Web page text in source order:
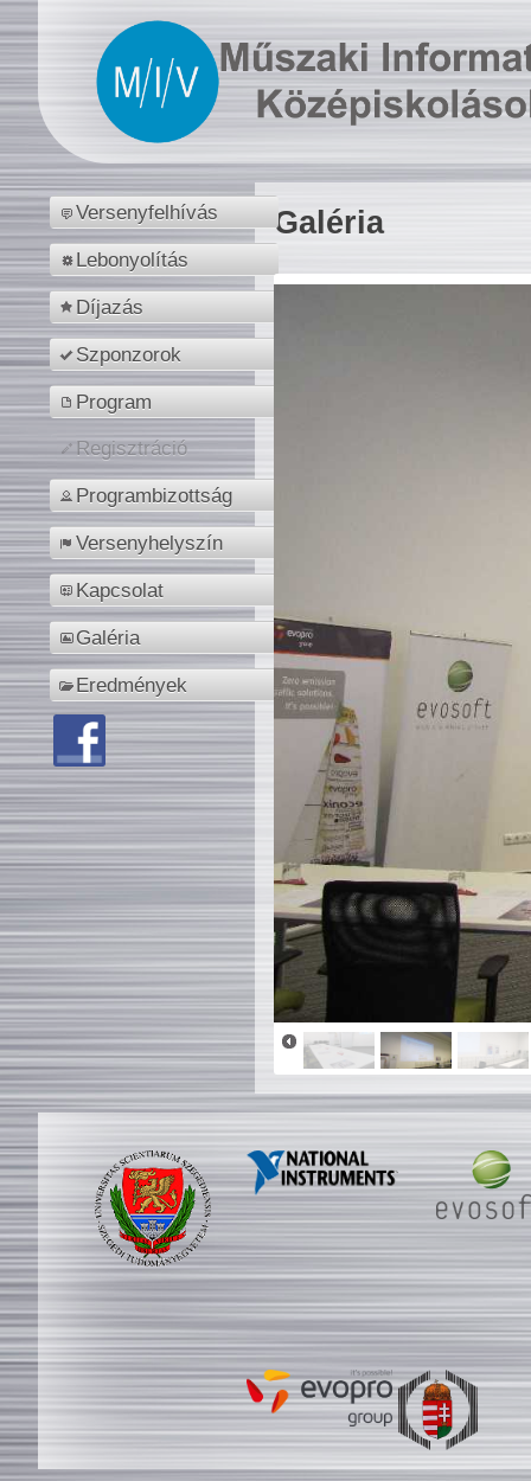
Versenyfelhívás
Lebonyolítás
Díjazás
Szponzorok
Program
Regisztráció
Programbizottság
Versenyhelyszín
Kapcsolat
Galéria
Eredmények
Galéria